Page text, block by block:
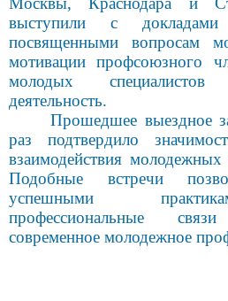
выступили с
посвященными вопросам
мотивации профсоюзного
молодых
деятельность.
Прошедшее выездное
раз подтвердило
взаимодействия
Подобные встречи
успешными
профессиональные
современное молодежное